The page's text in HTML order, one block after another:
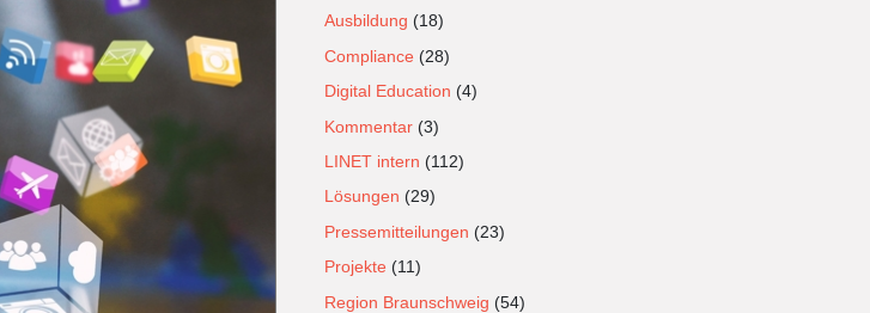
Ausbildung (18)
Compliance (28)
Digital Education (4)
Kommentar (3)
LINET intern (112)
Lösungen (29)
Pressemitteilungen (23)
Projekte (11)
Region Braunschweig (54)